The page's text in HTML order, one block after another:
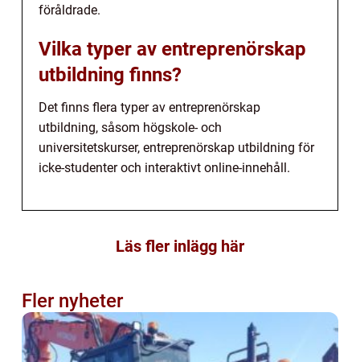
föråldrade.
Vilka typer av entreprenörskap
utbildning finns?
Det finns flera typer av entreprenörskap
utbildning, såsom högskole- och
universitetskurser, entreprenörskap utbildning för
icke-studenter och interaktivt online-innehåll.
Läs fler inlägg här
Fler nyheter